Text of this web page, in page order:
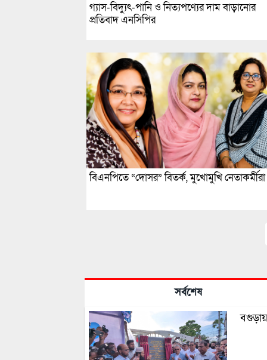
গ্যাস-বিদ্যুৎ-পানি ও নিত্যপণ্যের দাম বাড়ানোর
প্রতিবাদ এনসিপির
বিএনপিতে “দোসর” বিতর্ক, মুখোমুখি নেতাকর্মীরা
সর্বশেষ